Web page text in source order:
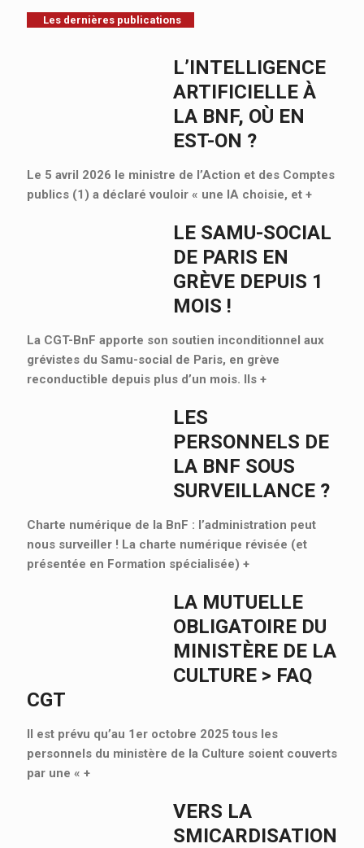
Les dernières publications
L’INTELLIGENCE
ARTIFICIELLE À
LA BNF, OÙ EN
EST-ON ?
Le 5 avril 2026 le ministre de l’Action et des Comptes
publics (1) a déclaré vouloir « une IA choisie, et +
LE SAMU-SOCIAL
DE PARIS EN
GRÈVE DEPUIS 1
MOIS !
La CGT-BnF apporte son soutien inconditionnel aux
grévistes du Samu-social de Paris, en grève
reconductible depuis plus d’un mois. Ils +
LES
PERSONNELS DE
LA BNF SOUS
SURVEILLANCE ?
Charte numérique de la BnF : l’administration peut
nous surveiller ! La charte numérique révisée (et
présentée en Formation spécialisée) +
LA MUTUELLE
OBLIGATOIRE DU
MINISTÈRE DE LA
CULTURE > FAQ
CGT
Il est prévu qu’au 1er octobre 2025 tous les
personnels du ministère de la Culture soient couverts
par une « +
VERS LA
SMICARDISATION